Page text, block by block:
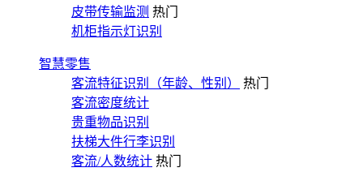
皮带传输监测 热门
机柜指示灯识别
智慧零售
客流特征识别（年龄、性别）
热门
客流密度统计
贵重物品识别
扶梯大件行李识别
客流/人数统计 热门